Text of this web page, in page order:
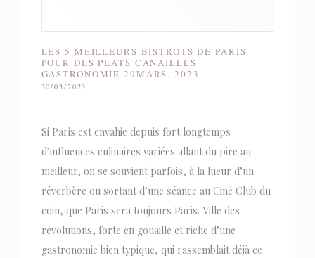
LES 5 MEILLEURS BISTROTS DE PARIS
POUR DES PLATS CANAILLES
GASTRONOMIE 29MARS. 2023
30/03/2023
Si Paris est envahie depuis fort longtemps
d’influences culinaires variées allant du pire au
meilleur, on se souvient parfois, à la lueur d’un
réverbère ou sortant d’une séance au Ciné Club du
coin, que Paris sera toujours Paris. Ville des
révolutions, forte en gouaille et riche d’une
gastronomie bien typique, qui rassemblait déjà ce